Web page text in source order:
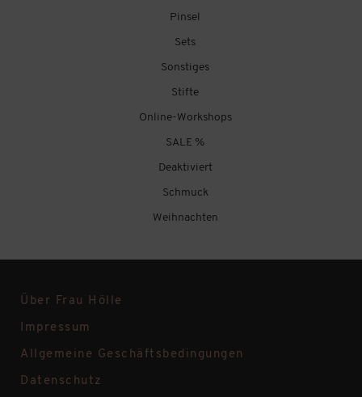
Pinsel
Sets
Sonstiges
Stifte
Online-Workshops
SALE %
Deaktiviert
Schmuck
Weihnachten
Über Frau Hölle
Impressum
Allgemeine Geschäftsbedingungen
Datenschutz